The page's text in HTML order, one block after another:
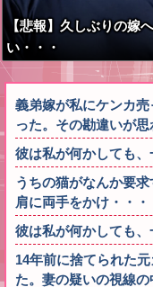
【悲報】久しぶりの嫁
い・・・
義弟嫁が私にケンカ
った。その勘違いが
彼は私が何かしても
うちの猫がなんか要
肩に両手をかけ・・・
彼は私が何かしても
14年前に捨てられた
た。妻の疑いの視線